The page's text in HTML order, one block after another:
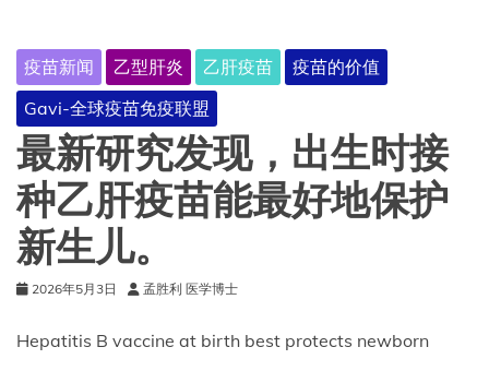
些
疫
苗？
疫苗新闻 乙型肝炎 乙肝疫苗
疫苗的价值
Gavi-全球疫苗免疫联盟
最新研究发现，出生时接
种乙肝疫苗能最好地保护
新生儿。
2026年5月3日 孟胜利 医学博士
Hepatitis B vaccine at birth best protects newborn